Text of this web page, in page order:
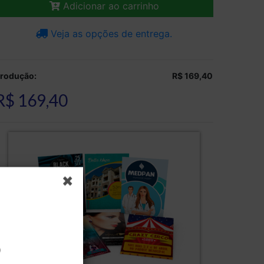
Adicionar ao carrinho
Veja as opções de entrega.
R$ 169,40
169,40